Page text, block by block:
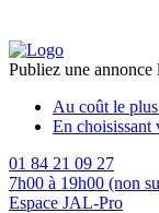
Publiez une annonce
Au coût le
En choisissant
01 84 21 09 27
7h00 à 19h00 (non
Espace JAL-Pro